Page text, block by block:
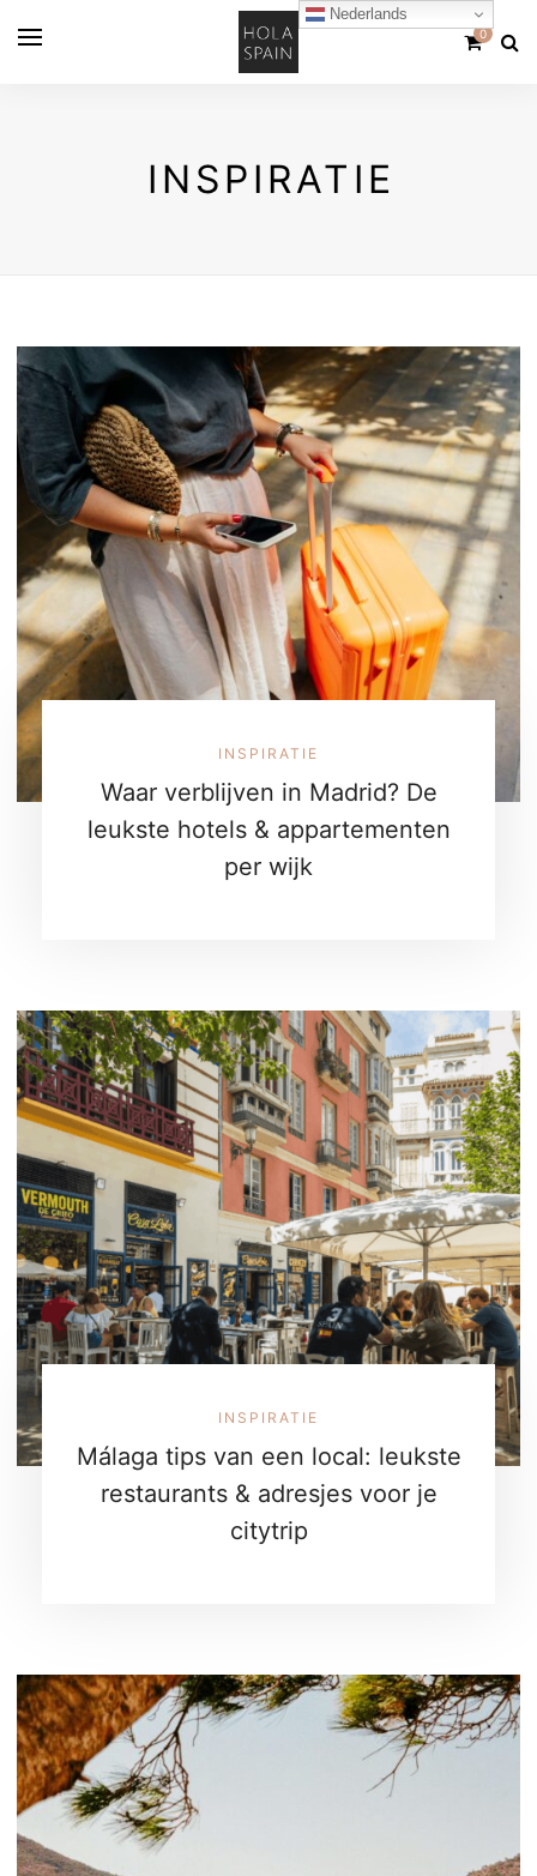
0
INSPIRATIE
INSPIRATIE
Waar verblijven in Madrid? De
leukste hotels & appartementen
per wijk
INSPIRATIE
Málaga tips van een local: leukste
restaurants & adresjes voor je
citytrip
Nederlands